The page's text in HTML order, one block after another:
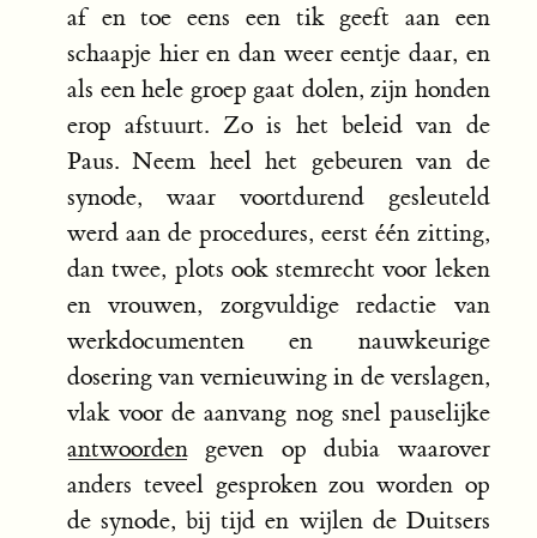
af en toe eens een tik geeft aan een
schaapje hier en dan weer eentje daar, en
als een hele groep gaat dolen, zijn honden
erop afstuurt. Zo is het beleid van de
Paus. Neem heel het gebeuren van de
synode, waar voortdurend gesleuteld
werd aan de procedures, eerst één zitting,
dan twee, plots ook stemrecht voor leken
en vrouwen, zorgvuldige redactie van
werkdocumenten en nauwkeurige
dosering van vernieuwing in de verslagen,
vlak voor de aanvang nog snel pauselijke
antwoorden geven op dubia waarover
anders teveel gesproken zou worden op
de synode, bij tijd en wijlen de Duitsers